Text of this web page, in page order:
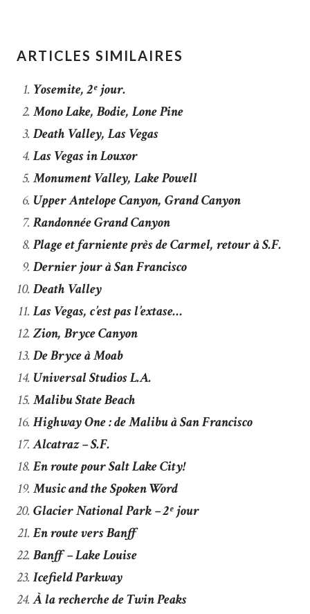
ARTICLES SIMILAIRES
Yosemite, 2ᵉ jour.
Mono Lake, Bodie, Lone Pine
Death Valley, Las Vegas
Las Vegas in Louxor
Monument Valley, Lake Powell
Upper Antelope Canyon, Grand Canyon
Randonnée Grand Canyon
Plage et farniente près de Carmel, retour à S.F.
Dernier jour à San Francisco
Death Valley
Las Vegas, c’est pas l’extase…
Zion, Bryce Canyon
De Bryce à Moab
Universal Studios L.A.
Malibu State Beach
Highway One : de Malibu à San Francisco
Alcatraz – S.F.
En route pour Salt Lake City!
Music and the Spoken Word
Glacier National Park – 2ᵉ jour
En route vers Banff
Banff – Lake Louise
Icefield Parkway
À la recherche de Twin Peaks